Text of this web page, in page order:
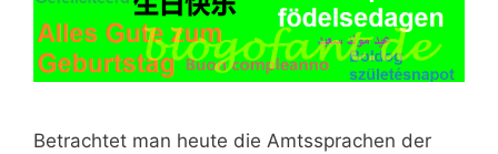
Betrachtet man heute die Amtssprachen der